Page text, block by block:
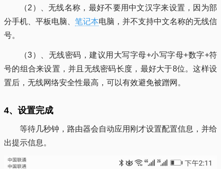
（2）、无线名称，最好不要用中文汉字来设置，因为部
分手机、平板电脑、 笔记本电脑，并不支持中文名称的无线信
号。
（3）、无线密码，建议用大写字母+小写字母+数字+符
号的组合来设置，并且无线密码长度，最好大于8位。这样设
置后，无线网络安全性最高，可以有效避免被蹭网。
4、设置完成
等待几秒钟，路由器会自动应用刚才设置配置信息，并给
出提示信息。